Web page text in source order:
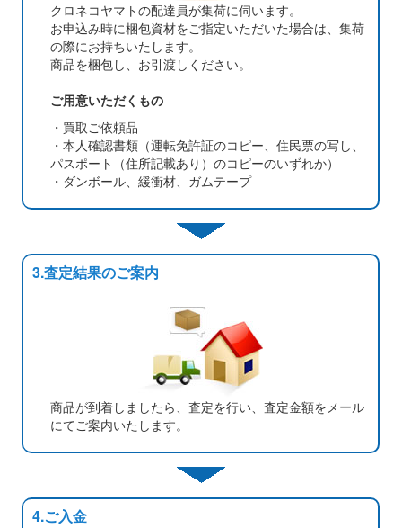
クロネコヤマトの配達員が集荷に伺います。
お申込み時に梱包資材をご指定いただいた場合は、集荷
の際にお持ちいたします。
商品を梱包し、お引渡しください。
ご用意いただくもの
・買取ご依頼品
・本人確認書類（運転免許証のコピー、住民票の写し、
パスポート（住所記載あり）のコピーのいずれか）
・ダンボール、緩衝材、ガムテープ
3.査定結果のご案内
商品が到着しましたら、査定を行い、査定金額をメール
にてご案内いたします。
4.ご入金